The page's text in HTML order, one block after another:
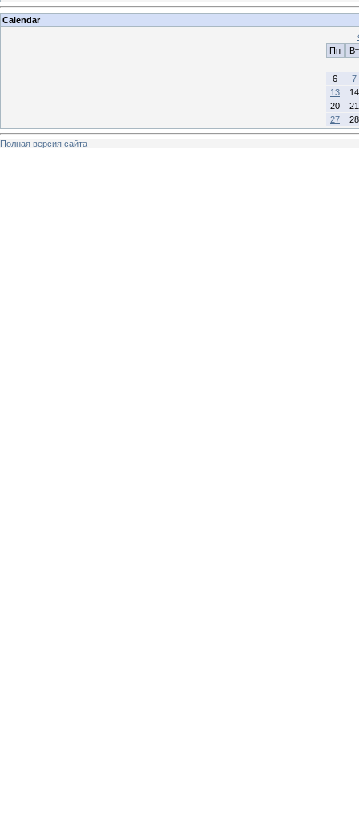
Calendar
Пн
Вт
6
7
13
14
20
21
27
28
Полная версия сайта